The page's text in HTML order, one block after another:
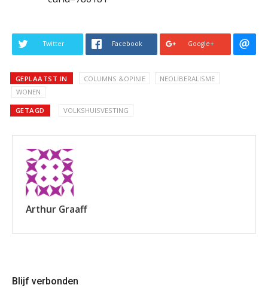
Twitter Facebook Google+
GEPLAATST IN COLUMNS &OPINIE
NEOLIBERALISME
WONEN
GETAGD VOLKSHUISVESTING
Arthur Graaff
Blijf verbonden